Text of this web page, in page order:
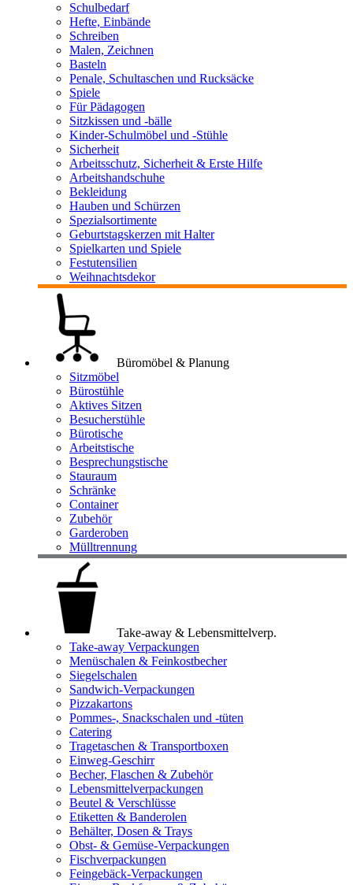
Schulbedarf
Hefte, Einbände
Schreiben
Malen, Zeichnen
Basteln
Penale, Schultaschen und Rucksäcke
Spiele
Für Pädagogen
Sitzkissen und -bälle
Kinder-Schulmöbel und -Stühle
Sicherheit
Arbeitsschutz, Sicherheit & Erste Hilfe
Arbeitshandschuhe
Bekleidung
Hauben und Schürzen
Spezialsortimente
Geburtstagskerzen mit Halter
Spielkarten und Spiele
Festutensilien
Weihnachtsdekor
Büromöbel & Planung
Sitzmöbel
Bürostühle
Aktives Sitzen
Besucherstühle
Bürotische
Arbeitstische
Besprechungstische
Stauraum
Schränke
Container
Zubehör
Garderoben
Mülltrennung
Take-away & Lebensmittelverp.
Take-away Verpackungen
Menüschalen & Feinkostbecher
Siegelschalen
Sandwich-Verpackungen
Pizzakartons
Pommes-, Snackschalen und -tüten
Catering
Tragetaschen & Transportboxen
Einweg-Geschirr
Becher, Flaschen & Zubehör
Lebensmittelverpackungen
Beutel & Verschlüsse
Etiketten & Banderolen
Behälter, Dosen & Trays
Obst- & Gemüse-Verpackungen
Fischverpackungen
Feingebäck-Verpackungen